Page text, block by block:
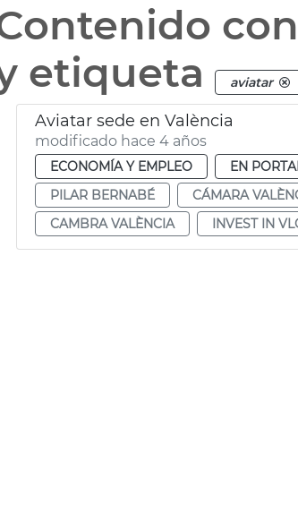
etiqueta aviatar
Aviatar sede en València
modificado hace 4 años
ECONOMÍA Y EMPLEO EN
PILAR BERNABÉ
CÁMARA
CAMBRA VALÈNCIA
INVEST IN